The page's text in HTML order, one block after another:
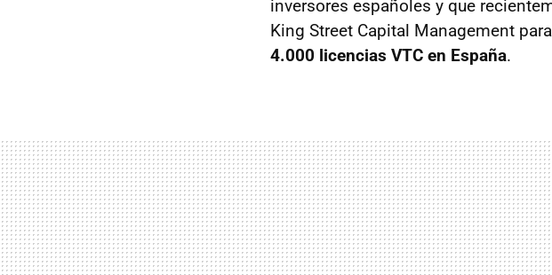
inversores españoles y que
King Street Capital Management para
4.000 licencias VTC en España.